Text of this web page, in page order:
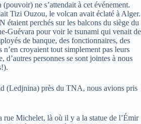
ne s’attendait à cet événement.
Tizi Ouzou, le volcan avait éclaté à Alger.
étaient perchés sur les balcons du siège du
Guévara pour voir le tsunami qui venait de
de banque, des fonctionnaires, des
n’en croyaient tout simplement pas leurs
d’autres personnes se sont jointes à nous
(Ledjnina) près du TNA, nous avions pris
rue Michelet, là où il y a la statue de l’Émir